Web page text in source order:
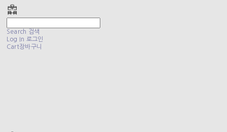
Search 검색
Log In 로그인
Cart장바구니